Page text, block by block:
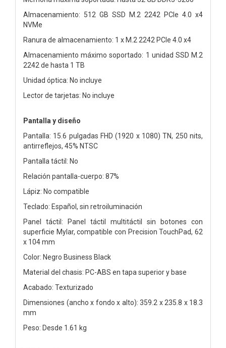
Almacenamiento: 512 GB SSD M.2 2242 PCIe 4.0 x4
NVMe
Ranura de almacenamiento: 1 x M.2 2242 PCIe 4.0 x4
Almacenamiento máximo soportado: 1 unidad SSD M.2
2242 de hasta 1 TB
Unidad óptica: No incluye
Lector de tarjetas: No incluye
Pantalla y diseño
Pantalla: 15.6 pulgadas FHD (1920 x 1080) TN, 250 nits,
antirreflejos, 45% NTSC
Pantalla táctil: No
Relación pantalla-cuerpo: 87%
Lápiz: No compatible
Teclado: Español, sin retroiluminación
Panel táctil: Panel táctil multitáctil sin botones con
superficie Mylar, compatible con Precision TouchPad, 62
x 104 mm
Color: Negro Business Black
Material del chasis: PC-ABS en tapa superior y base
Acabado: Texturizado
Dimensiones (ancho x fondo x alto): 359.2 x 235.8 x 18.3
mm
Peso: Desde 1.61 kg